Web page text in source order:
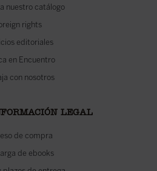
nuestro catálogo
rights
editoriales
en Encuentro
con nosotros
LEGAL
de compra
de ebooks